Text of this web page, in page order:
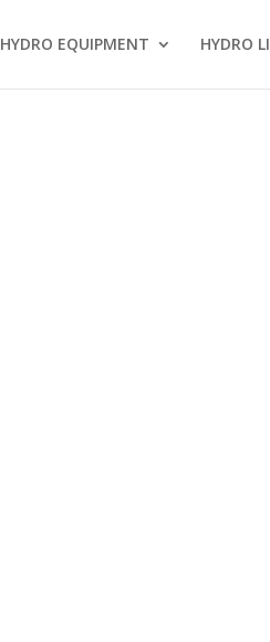
HYDRO EQUIPMENT HYDRO